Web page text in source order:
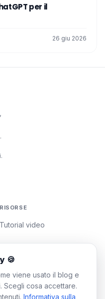
per il
26 giu 2026
RISORSE
Tutorial video
🍪
viene usato il blog e
Scegli cosa accettare.
Informativa sulla